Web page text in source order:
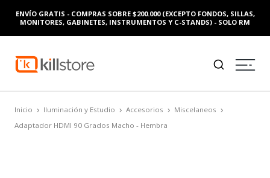
ENVÍO GRATIS - COMPRAS SOBRE $200.000 (EXCEPTO FONDOS, SILLAS,
MONITORES, GABINETES, INSTRUMENTOS Y C-STANDS) - SOLO RM
Inicio Iluminación y Estudio Accesorios
Miscelaneos
Adaptador HDMI 90 Grados Macho - Hembra